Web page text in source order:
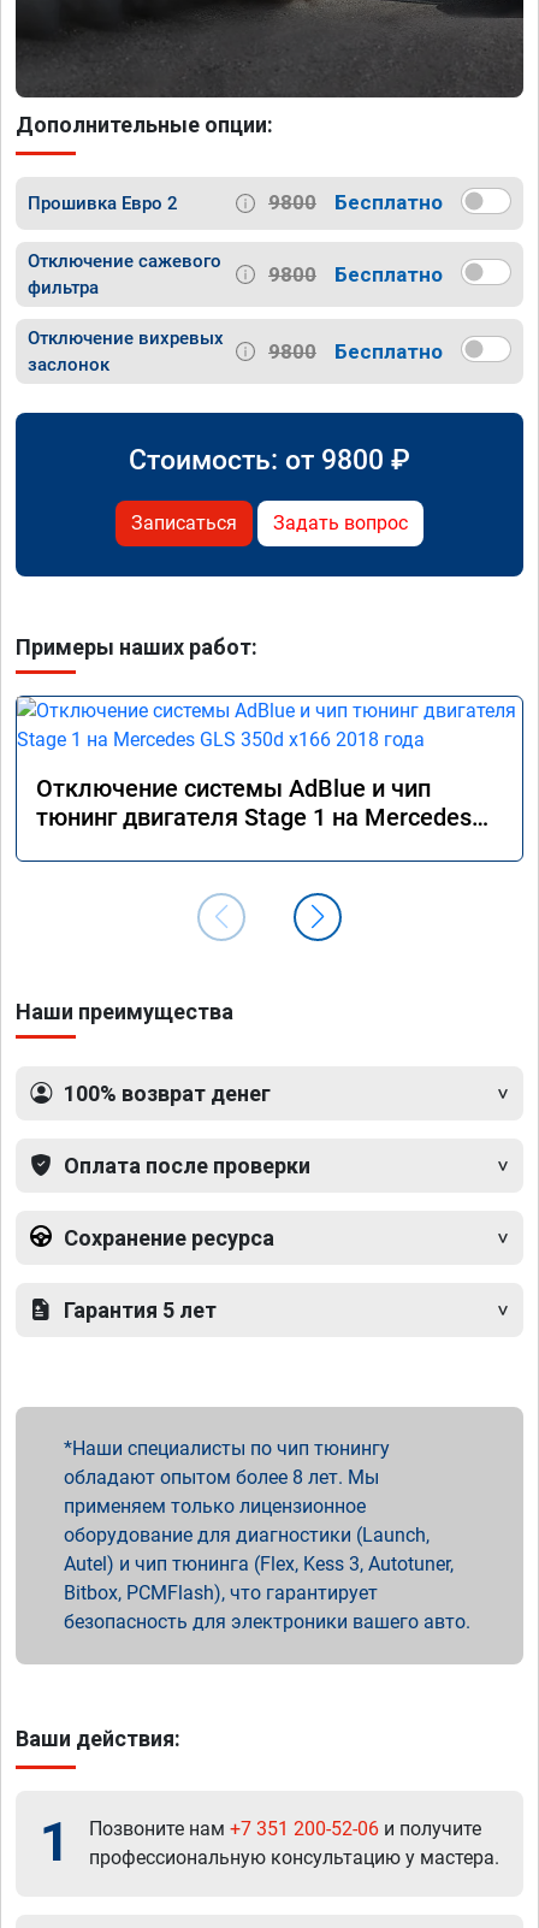
Дополнительные опции:
Прошивка Евро 2 9800 Бесплатно
Отключение сажевого
фильтра
9800 Бесплатно
Отключение вихревых
заслонок
9800 Бесплатно
Стоимость: от 9800 ₽
Записаться Задать вопрос
Примеры наших работ:
Отключение системы AdBlue и чип
тюнинг двигателя Stage 1 на Mercedes
Наши преимущества
100% возврат денег
Оплата после проверки
Сохранение ресурса
Гарантия 5 лет
Наши специалисты по чип тюнингу
обладают опытом более 8 лет. Мы
применяем только лицензионное
оборудование для диагностики (Launch,
Autel) и чип тюнинга (Flex, Kess 3, Autotuner,
Bitbox, PCMFlash), что гарантирует
безопасность для электроники вашего авто.
Ваши действия:
1 Позвоните нам +7 351 200-52-06 и получите
профессиональную консультацию у мастера.